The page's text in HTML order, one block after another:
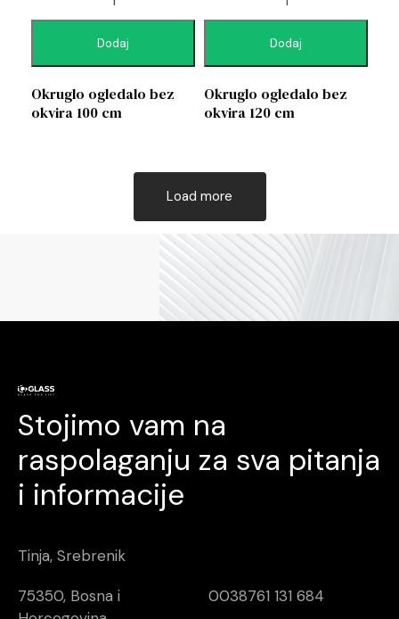
Dodaj
Okruglo ogledalo bez
okvira 100 cm
Dodaj
Okruglo ogledalo bez
okvira 120 cm
Load more
Stojimo vam na
raspolaganju za sva pitanja
i informacije
Tinja, Srebrenik
75350, Bosna i
0038761 131 684